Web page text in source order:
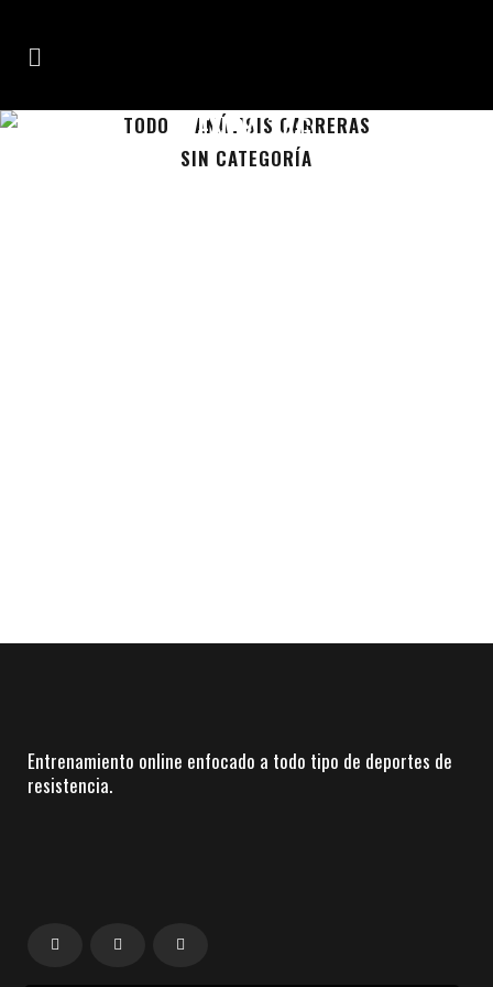
SENDA TAG
TODO
ANÁLISIS CARRERAS
SIN CATEGORÍA
Entrenamiento online enfocado a todo tipo de deportes de
resistencia.